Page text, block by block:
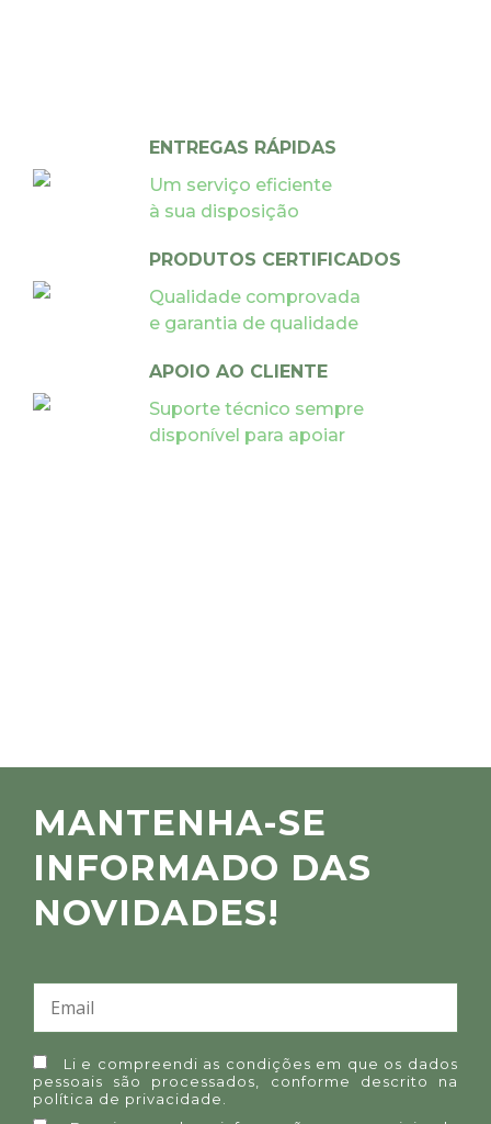
ENTREGAS RÁPIDAS
Um serviço eficiente
à sua disposição
PRODUTOS CERTIFICADOS
Qualidade comprovada
e garantia de qualidade
APOIO AO CLIENTE
Suporte técnico sempre
disponível para apoiar
MANTENHA-SE
INFORMADO DAS
NOVIDADES!
Li e compreendi as condições em que os dados
pessoais são processados, conforme descrito na
política de privacidade.